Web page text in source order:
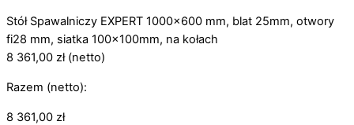
Stół Spawalniczy EXPERT 1000x600 mm, blat 25mm, otwory
fi28 mm, siatka 100x100mm, na kołach
8 361,00 zł(netto)
Razem (netto):
8 361,00 zł